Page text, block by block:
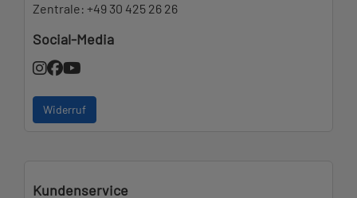
Zentrale: +49 30 425 26 26
Social-Media
Widerruf
Kundenservice